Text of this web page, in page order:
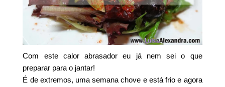
Com este calor abrasador eu já nem sei o que
preparar para o jantar!
É de extremos, uma semana chove e está frio e agora